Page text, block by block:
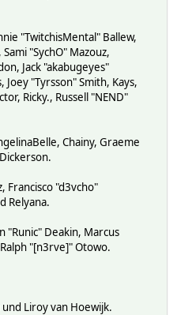
"TwitchisMental" Ballew,
"SychO" Mazouz,
Jack "akabugeyes"
Joey "Tyrsson" Smith, Kays,
Ricky., Russell "NEND"
Chainy, Graeme
Francisco "d3vcho"
Relyana.
"Runic" Deakin, Marcus
"[n3rve]" Otowo.
Liroy van Hoewijk.